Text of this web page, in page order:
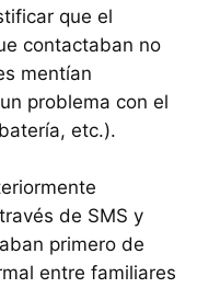
que el
contactaban no
mentían
problema con el
etc.).
de SMS y
primero de
entre familiares